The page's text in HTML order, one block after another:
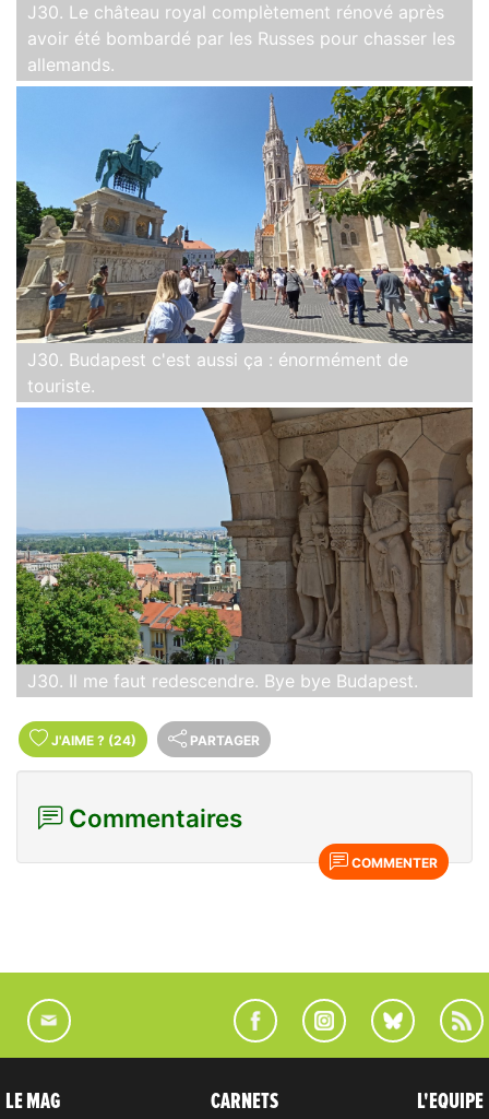
J30. Le château royal complètement rénové après
avoir été bombardé par les Russes pour chasser les
allemands.
J30. Budapest c'est aussi ça : énormément de
touriste.
J30. Il me faut redescendre. Bye bye Budapest.
J'AIME ? (24) PARTAGER
Commentaires
COMMENTER
LE MAG CARNETS L'EQUIPE